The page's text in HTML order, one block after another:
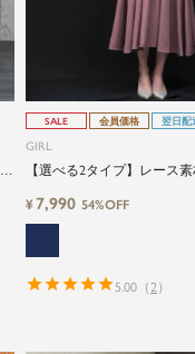
SALE 会員価格 翌日配
GIRL
【選べる2タイプ】レース
¥7,990 54%OFF
5.00 （ 2）